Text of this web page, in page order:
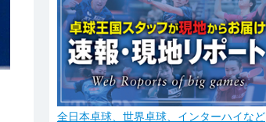
全日本卓球、世界卓球、インターハイなど